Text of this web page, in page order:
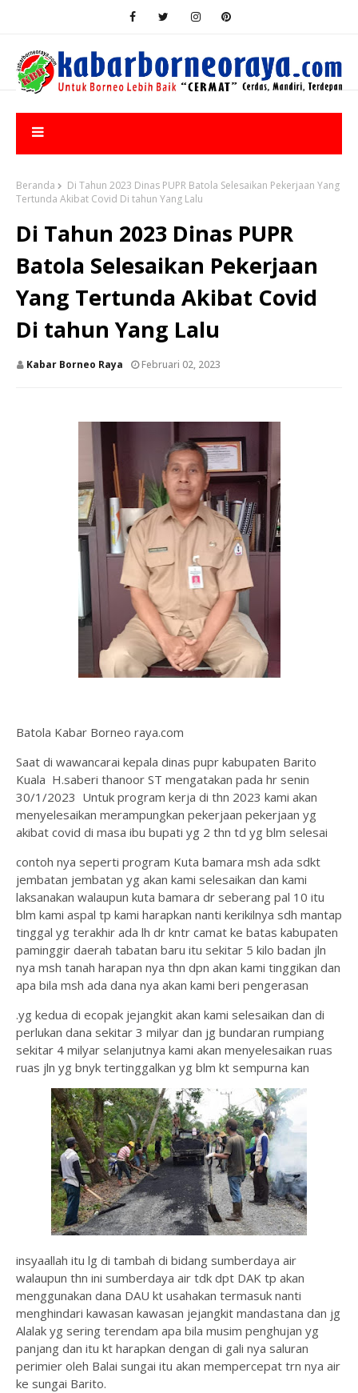
Beranda
Di Tahun 2023 Dinas PUPR Batola Selesaikan Pekerjaan Yang
Tertunda Akibat Covid Di tahun Yang Lalu
Di Tahun 2023 Dinas PUPR
Batola Selesaikan Pekerjaan
Yang Tertunda Akibat Covid
Di tahun Yang Lalu
Kabar Borneo Raya Februari 02, 2023
Batola Kabar Borneo raya.com
Saat di wawancarai kepala dinas pupr kabupaten Barito
Kuala H.saberi thanoor ST mengatakan pada hr senin
30/1/2023 Untuk program kerja di thn 2023 kami akan
menyelesaikan merampungkan pekerjaan pekerjaan yg
akibat covid di masa ibu bupati yg 2 thn td yg blm selesai
contoh nya seperti program Kuta bamara msh ada sdkt
jembatan jembatan yg akan kami selesaikan dan kami
laksanakan walaupun kuta bamara dr seberang pal 10 itu
blm kami aspal tp kami harapkan nanti kerikilnya sdh mantap
tinggal yg terakhir ada lh dr kntr camat ke batas kabupaten
paminggir daerah tabatan baru itu sekitar 5 kilo badan jln
nya msh tanah harapan nya thn dpn akan kami tinggikan dan
apa bila msh ada dana nya akan kami beri pengerasan
.yg kedua di ecopak jejangkit akan kami selesaikan dan di
perlukan dana sekitar 3 milyar dan jg bundaran rumpiang
sekitar 4 milyar selanjutnya kami akan menyelesaikan ruas
ruas jln yg bnyk tertinggalkan yg blm kt sempurna kan
insyaallah itu lg di tambah di bidang sumberdaya air
walaupun thn ini sumberdaya air tdk dpt DAK tp akan
menggunakan dana DAU kt usahakan termasuk nanti
menghindari kawasan kawasan jejangkit mandastana dan jg
Alalak yg sering terendam apa bila musim penghujan yg
panjang dan itu kt harapkan dengan di gali nya saluran
perimier oleh Balai sungai itu akan mempercepat trn nya air
ke sungai Barito.